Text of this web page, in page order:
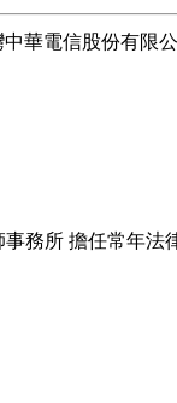
中華電信股份有限
事務所 擔任常年法